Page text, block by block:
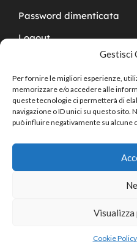
Gestisci
Per fornire le migliori esperienze,
memorizzare e/o accedere alle
queste tecnologie ci permetterà di
navigazione o ID unici su questo
può influire negativamente su alcune
Cookie Policy
Shop
Password dimenticata
Logout
Copyright ©